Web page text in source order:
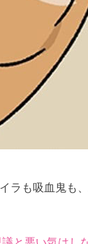
ラも吸血鬼も